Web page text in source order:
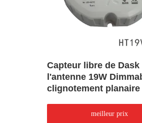
Capteur libre de Dask
l'antenne 19W
clignotement planaire
meilleur prix